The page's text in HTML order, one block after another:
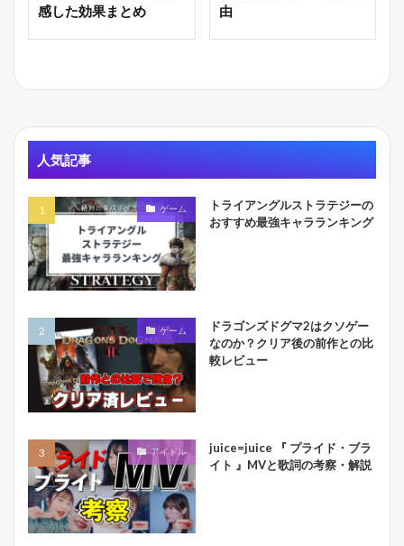
感した効果まとめ
由
人気記事
ゲーム
トライアングルストラテジーの
おすすめ最強キャラランキング
ゲーム
ドラゴンズドグマ2はクソゲー
なのか？クリア後の前作との比
較レビュー
アイドル
juice=juice 『 プライド・ブラ
イト 』MVと歌詞の考察・解説